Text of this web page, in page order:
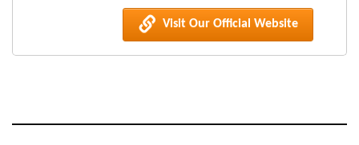
Visit Our Official Website